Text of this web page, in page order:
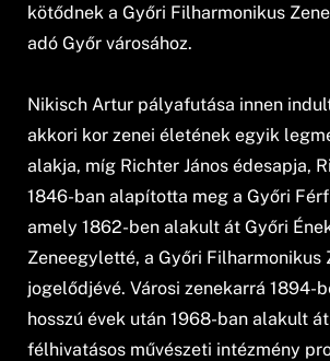
kötődnek a Győri Filharmonikus
adó Győr városához.
Nikisch Artur pályafutása innen
akkori kor zenei életének egyik
alakja, míg Richter János édesapja,
1846-ban alapította meg a Győri
amely 1862-ben alakult át Győri
Zeneegyletté, a Győri Filharmonikus
jogelődjévé. Városi zenekarrá 1894-
hosszú évek után 1968-ban alakult
félhivatásos művészeti intézmény